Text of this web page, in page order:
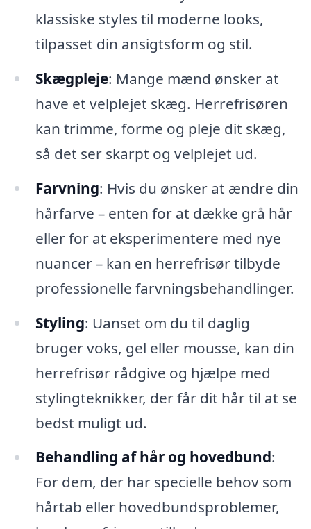
klassiske styles til moderne looks,
tilpasset din ansigtsform og stil.
Skægpleje: Mange mænd ønsker at
have et velplejet skæg. Herrefrisøren
kan trimme, forme og pleje dit skæg,
så det ser skarpt og velplejet ud.
Farvning: Hvis du ønsker at ændre din
hårfarve – enten for at dække grå hår
eller for at eksperimentere med nye
nuancer – kan en herrefrisør tilbyde
professionelle farvningsbehandlinger.
Styling: Uanset om du til daglig
bruger voks, gel eller mousse, kan din
herrefrisør rådgive og hjælpe med
stylingteknikker, der får dit hår til at se
bedst muligt ud.
Behandling af hår og hovedbund:
For dem, der har specielle behov som
hårtab eller hovedbundsproblemer,